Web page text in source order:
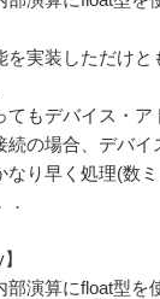
を実装しただけと
てもデバイス・ア
続の場合、デバイ
なり早く処理(数
部演算にfloat型を